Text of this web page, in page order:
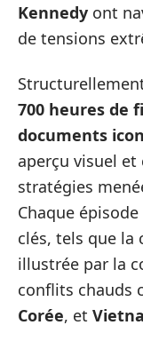
Kennedy ont
de tensions
700 heures de
documents
aperçu visuel
stratégies
Chaque
clés, tels que la
illustrée par la
conflits chauds
Corée, et